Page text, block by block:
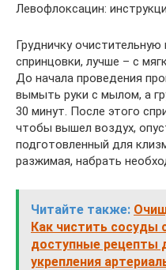
Левофлоксацин:
Грудничку
спринцовки, лучше – с
До начала проведения
вымыть руки с мылом, а
30 минут. После этого
чтобы вышел воздух,
подготовленный для
разжимая, набрать
Читайте также:
Как чистить сосуды
доступные рецепты
укрепления